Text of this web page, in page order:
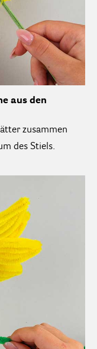
aus den
zusammen
des Stiels.